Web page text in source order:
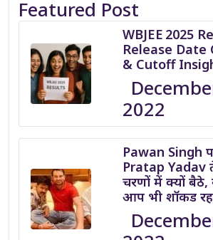
Featured Post
WBJEE 2025
Release Date
& Cutoff
2022
Pawan Singh
Pratap Yadav
चरणों में क्यों
आप भी शॉकड